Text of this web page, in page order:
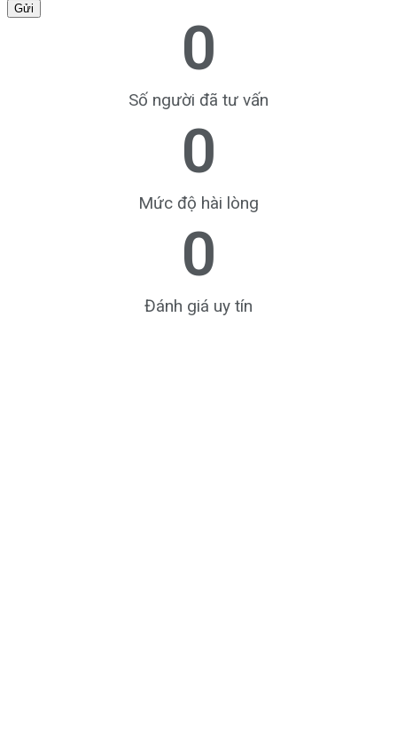
Gửi
0
Số người đã tư vấn
0
Mức độ hài lòng
0
Đánh giá uy tín